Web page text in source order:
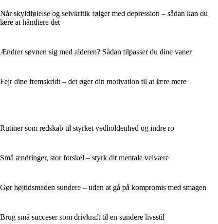
Når skyldfølelse og selvkritik følger med depression – sådan kan du
lære at håndtere det
Ændrer søvnen sig med alderen? Sådan tilpasser du dine vaner
Fejr dine fremskridt – det øger din motivation til at lære mere
Rutiner som redskab til styrket vedholdenhed og indre ro
Små ændringer, stor forskel – styrk dit mentale velvære
Gør højtidsmaden sundere – uden at gå på kompromis med smagen
Brug små succeser som drivkraft til en sundere livsstil